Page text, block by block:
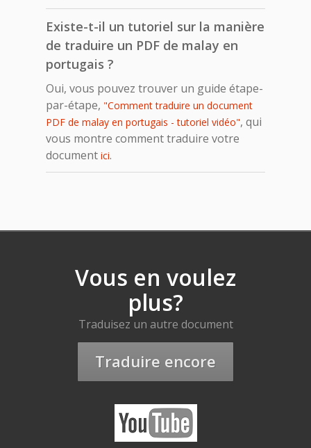
Existe-t-il un tutoriel sur la manière
de traduire un PDF de malay en
portugais ?
Oui, vous pouvez trouver un guide étape-
par-étape, "Comment traduire un document
PDF de malay en portugais - tutoriel vidéo", qui
vous montre comment traduire votre
document ici.
Vous en voulez
plus?
Traduisez un autre document
Traduire encore